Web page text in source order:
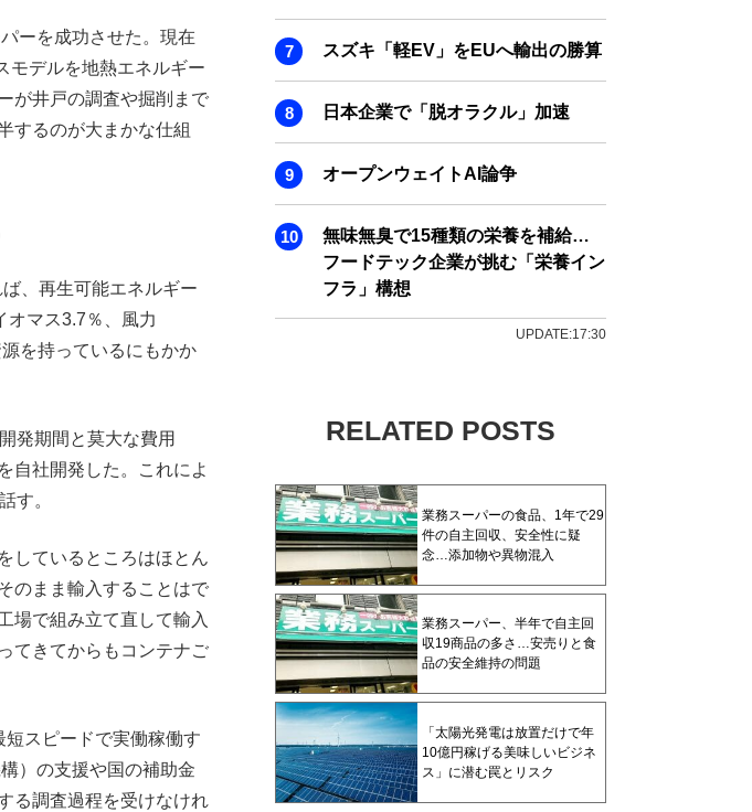
ーを成功させた。現在
モデルを地熱エネルギー
が井戸の調査や掘削まで
するのが大まかな仕組
、再生可能エネルギー
オマス3.7％、風力
を持っているにもかか
発期間と莫大な費用
自社開発した。これによ
す。
しているところはほとん
のまま輸入することはで
場で組み立て直して輸入
てきてからもコンテナご
スピードで実働稼働す
）の支援や国の補助金
る調査過程を受けなけれ
スズキ「軽EV」をEUへ輸出の勝算
日本企業で「脱オラクル」加速
オープンウェイトAI論争
無味無臭で15種類の栄養を補給…
フードテック企業が挑む「栄養イン
フラ」構想
UPDATE:17:30
RELATED POSTS
業務スーパーの食品、1年で29
件の自主回収、安全性に疑
念…添加物や異物混入
業務スーパー、半年で自主回
収19商品の多さ…安売りと食
品の安全維持の問題
「太陽光発電は放置だけで年
10億円稼げる美味しいビジネ
ス」に潜む罠とリスク